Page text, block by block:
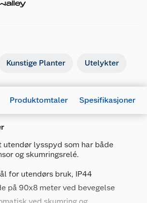
Kunstige Planter Utelykter
Produktomtaler Spesifikasjoner
utendør lysspyd som har både
og skumringsrelé.
for utendørs bruk, IP44
på 90x8 meter ved bevegelse
7332509046320
artikkelnummer
85 CM